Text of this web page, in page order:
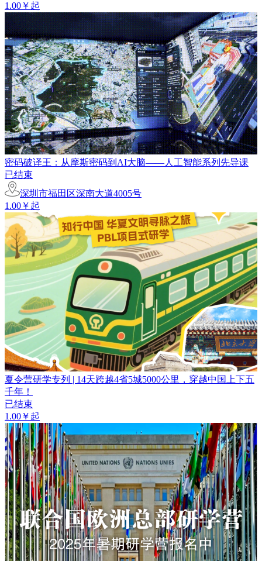
1.00￥起
密码破译王：从摩斯密码到AI大脑——人工智能系列先导课
已结束
深圳市福田区深南大道4005号
1.00￥起
夏令营研学专列 | 14天跨越4省5城5000公里，穿越中国上下五
千年！
已结束
1.00￥起